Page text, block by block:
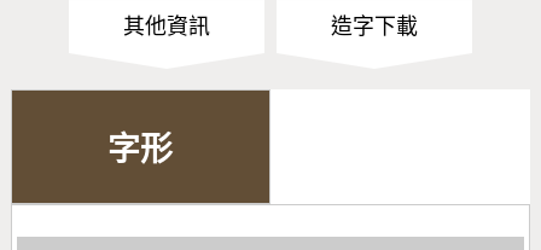
其他資訊 造字下載
字形